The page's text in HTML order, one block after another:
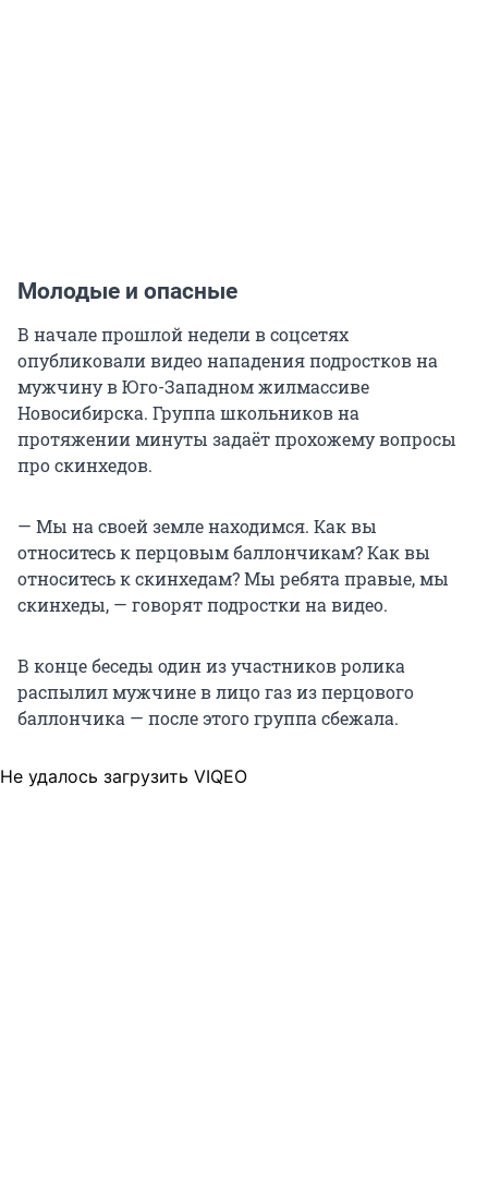
Молодые и опасные
В начале прошлой недели в соцсетях
опубликовали видео нападения подростков на
мужчину в Юго-Западном жилмассиве
Новосибирска. Группа школьников на
протяжении минуты задаёт прохожему вопросы
про скинхедов.
— Мы на своей земле находимся. Как вы
относитесь к перцовым баллончикам? Как вы
относитесь к скинхедам? Мы ребята правые, мы
скинхеды, — говорят подростки на видео.
В конце беседы один из участников ролика
распылил мужчине в лицо газ из перцового
баллончика — после этого группа сбежала.
Не удалось загрузить VIQEO